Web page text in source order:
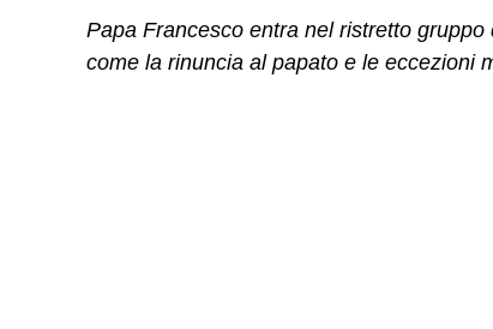
Papa Francesco entra nel ristretto
come la rinuncia al papato e le eccezioni